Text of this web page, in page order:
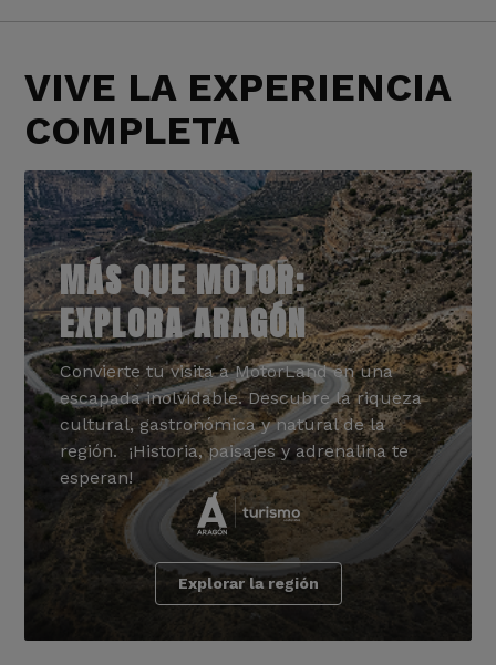
VIVE LA EXPERIENCIA
COMPLETA
MÁS QUE MOTOR:
EXPLORA ARAGÓN
Convierte tu visita a MotorLand en una
escapada inolvidable. Descubre la riqueza
cultural, gastronómica y natural de la
región. ¡Historia, paisajes y adrenalina te
esperan!
Explorar la región